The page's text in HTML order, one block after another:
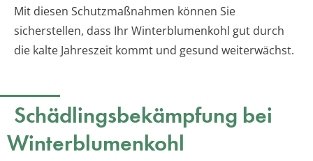
Mit diesen Schutzmaßnahmen können Sie
sicherstellen, dass Ihr Winterblumenkohl gut durch
die kalte Jahreszeit kommt und gesund weiterwächst.
Schädlingsbekämpfung bei
Winterblumenkohl